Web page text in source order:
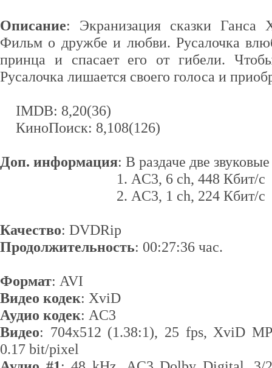
Описание: Экранизация сказки Ганса
Фильм о дружбе и любви. Русалочка
принца и спасает его от гибели.
Русалочка лишается своего голоса и
IMDB: 8,20(36)
КиноПоиск: 8,108(126)
Доп. информация: В раздаче две
1. AC3, 6 ch, 448 Кбит/с
2. AC3, 1 ch, 224 Кбит/с
Качество: DVDRip
Продолжительность: 00:27:36 час.
Формат: AVI
Видео кодек: XviD
Аудио кодек: AС3
Видео: 704x512 (1.38:1), 25 fps, XviD
0.17 bit/pixel